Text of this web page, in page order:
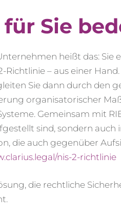
für Sie
heißt das:
Richtlinie – aus einer
Sie dann durch den
organisatorischer
Gemeinsam mit
sind, sondern auch
die auch gegenüber
nis-2-richtlinie
die rechtliche